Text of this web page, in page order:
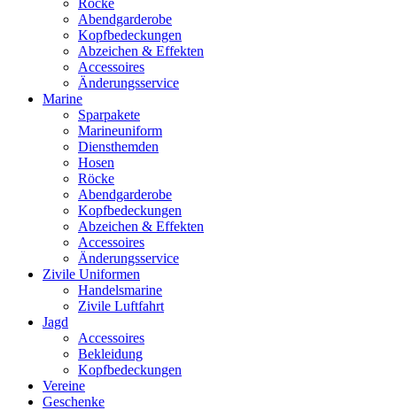
Röcke
Abendgarderobe
Kopfbedeckungen
Abzeichen & Effekten
Accessoires
Änderungsservice
Marine
Sparpakete
Marineuniform
Diensthemden
Hosen
Röcke
Abendgarderobe
Kopfbedeckungen
Abzeichen & Effekten
Accessoires
Änderungsservice
Zivile Uniformen
Handelsmarine
Zivile Luftfahrt
Jagd
Accessoires
Bekleidung
Kopfbedeckungen
Vereine
Geschenke